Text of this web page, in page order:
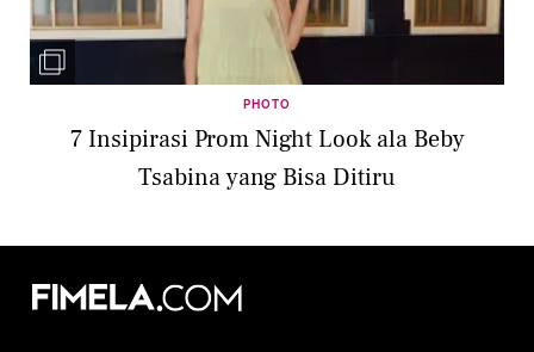
PHOTO
7 Insipirasi Prom Night Look ala Beby
Tsabina yang Bisa Ditiru